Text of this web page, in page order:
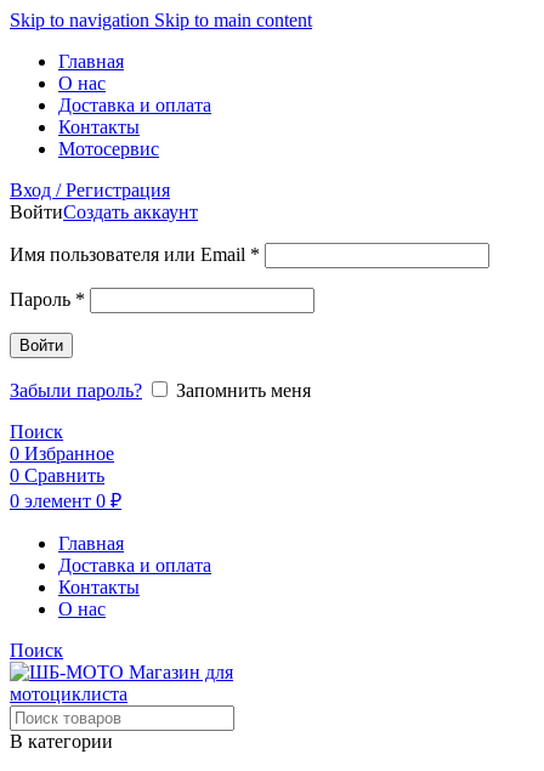
Skip to navigation Skip to main content
Главная
О нас
Доставка и оплата
Контакты
Мотосервис
Вход / Регистрация
ВойтиСоздать аккаунт
Имя пользователя или Email *
Пароль *
Войти
Забыли пароль?
Запомнить меня
Поиск
0 Избранное
0 Сравнить
0 элемент 0 ₽
Главная
Доставка и оплата
Контакты
О нас
Поиск
В категории